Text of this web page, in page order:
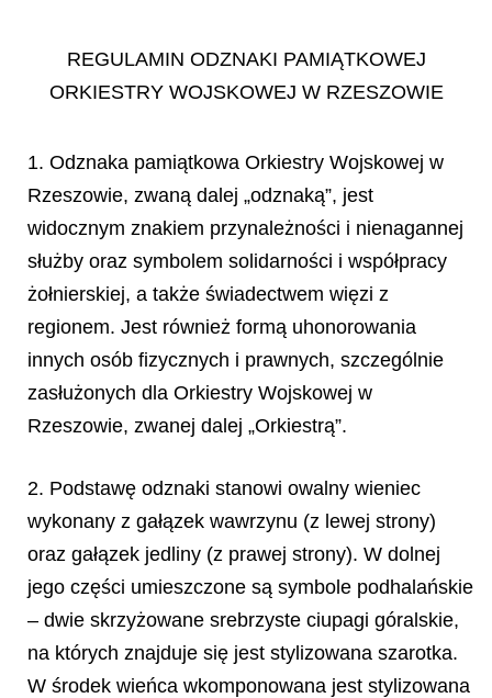
REGULAMIN ODZNAKI PAMIĄTKOWEJ
ORKIESTRY WOJSKOWEJ W RZESZOWIE
1. Odznaka pamiątkowa Orkiestry Wojskowej w
Rzeszowie, zwaną dalej „odznaką”, jest
widocznym znakiem przynależności i nienagannej
służby oraz symbolem solidarności i współpracy
żołnierskiej, a także świadectwem więzi z
regionem. Jest również formą uhonorowania
innych osób fizycznych i prawnych, szczególnie
zasłużonych dla Orkiestry Wojskowej w
Rzeszowie, zwanej dalej „Orkiestrą”.
2. Podstawę odznaki stanowi owalny wieniec
wykonany z gałązek wawrzynu (z lewej strony)
oraz gałązek jedliny (z prawej strony). W dolnej
jego części umieszczone są symbole podhalańskie
– dwie skrzyżowane srebrzyste ciupagi góralskie,
na których znajduje się jest stylizowana szarotka.
W środek wieńca wkomponowana jest stylizowana